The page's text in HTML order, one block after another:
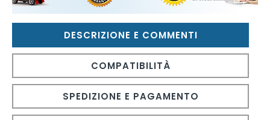
DESCRIZIONE E COMMENTI
COMPATIBILITÀ
SPEDIZIONE E PAGAMENTO